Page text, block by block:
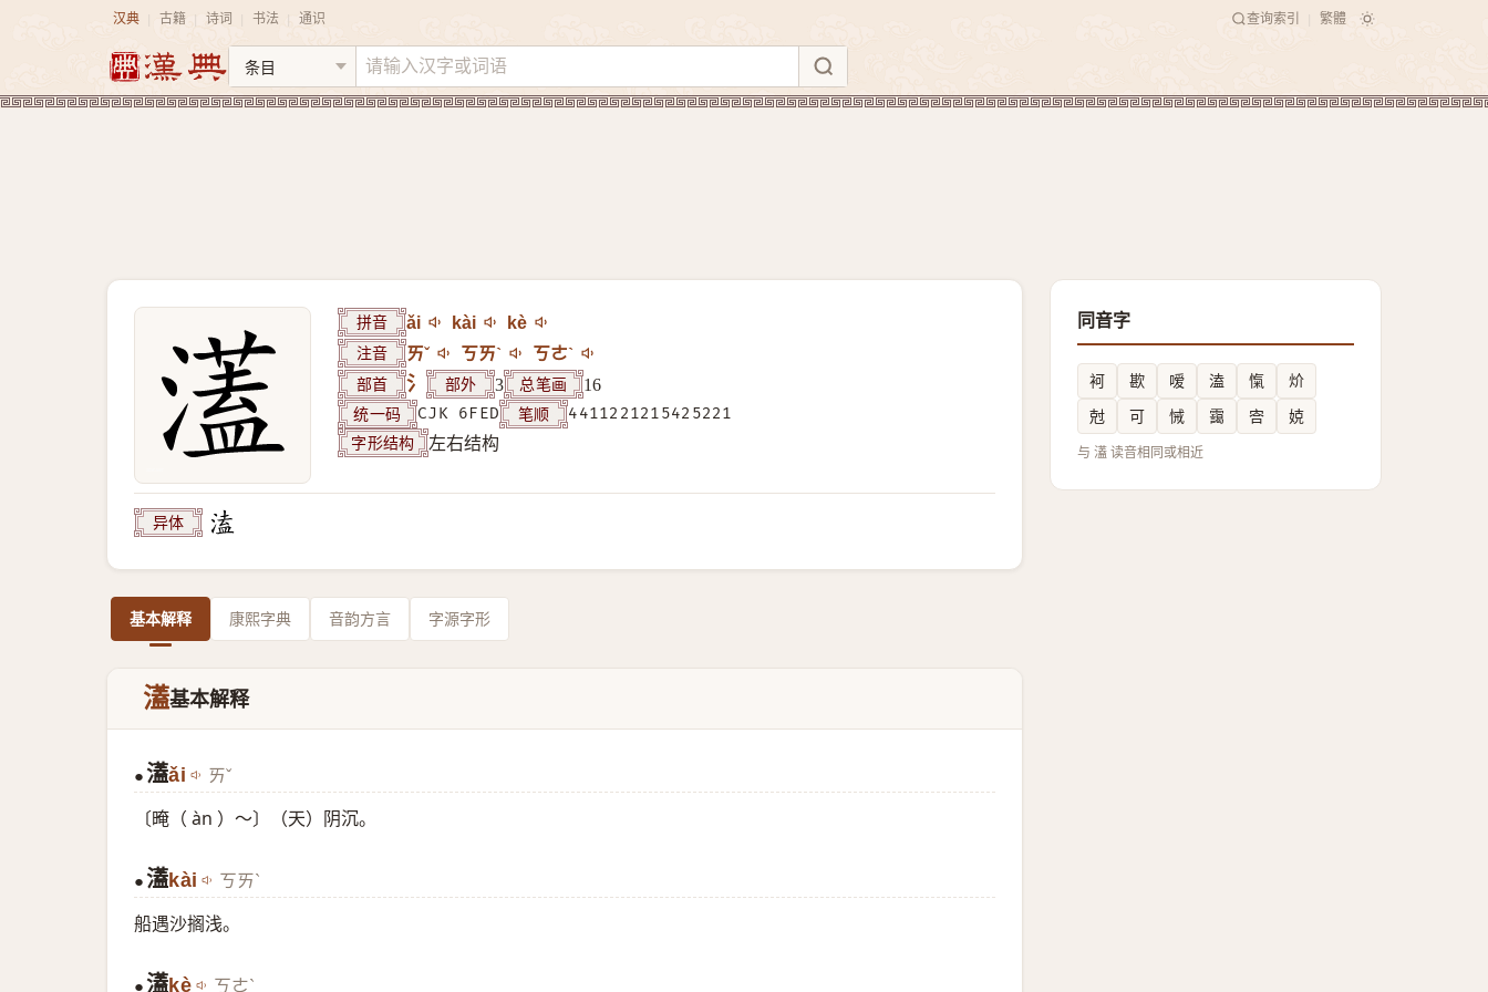
汉典 古籍 诗词 书法 通识 查询索引 繁體
拼音 ǎi kài kè
注音 ㄞˇ ㄎㄞˋ ㄎㄜˋ
部首 氵 部外 3 总笔画 16
统一码 CJK 6FED 笔顺 4411221215425221
字形结构 左右结构
异体
基本解释 康熙字典 音韵方言 字源字形
濭基本解释
● 濭ǎi ㄞˇ
〔晻（ àn ）～〕（天）阴沉。
● 濭kài ㄎㄞˋ
船遇沙搁浅。
● 濭kè ㄎㄜˋ
同音字
袔 歁 嗳 溘 愾
炌
尅
可 悈 靄 㝓 娔
与 濭 读音相同或相近